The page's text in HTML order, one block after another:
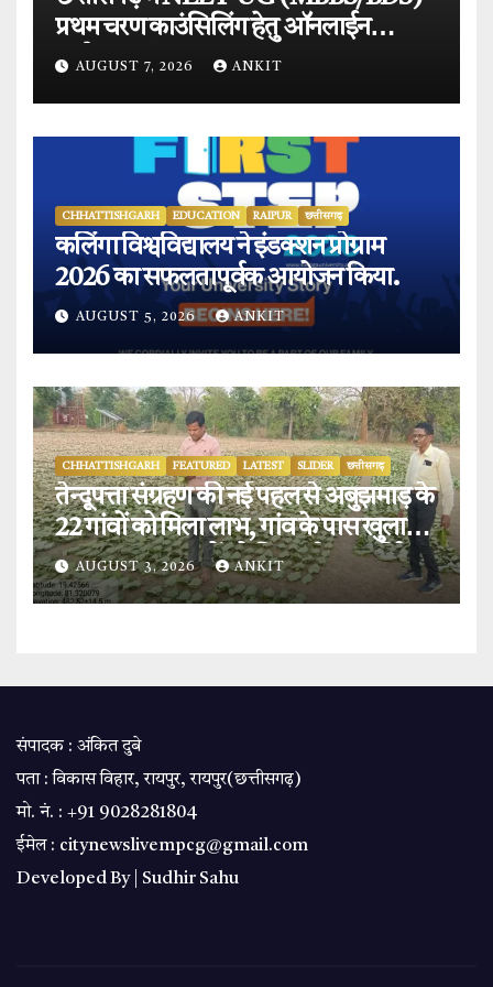
प्रथम चरण काउंसिलिंग हेतु ऑनलाईन
आवेदन प्रारंभ.
AUGUST 7, 2026 ANKIT
CHHATTISHGARH EDUCATION RAIPUR छत्तीसगढ़
कलिंगा विश्वविद्यालय ने इंडक्शन प्रोग्राम
2026 का सफलतापूर्वक आयोजन किया.
AUGUST 5, 2026 ANKIT
CHHATTISHGARH FEATURED LATEST SLIDER छत्तीसगढ़
तेन्दूपत्ता संग्रहण की नई पहल से अबुझमाड़ के
22 गांवों को मिला लाभ, गांव के पास खुला
फड़, 365 संग्राहकों को मिला सीधा आर्थिक
लाभ.
AUGUST 3, 2026 ANKIT
संपादक : अंकित दुबे
पता : विकास विहार, रायपुर, रायपुर(छत्तीसगढ़)
मो. नं. : +91 9028281804
ईमेल : citynewslivempcg@gmail.com
Developed By | Sudhir Sahu